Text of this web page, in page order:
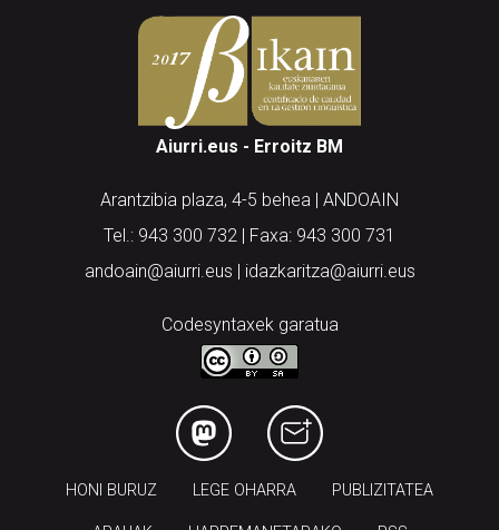
Aiurri.eus - Erroitz BM
Arantzibia plaza, 4-5 behea | ANDOAIN
Tel.: 943 300 732 | Faxa: 943 300 731
andoain@aiurri.eus | idazkaritza@aiurri.eus
Codesyntaxek garatua
HONI BURUZ LEGE OHARRA PUBLIZITATEA